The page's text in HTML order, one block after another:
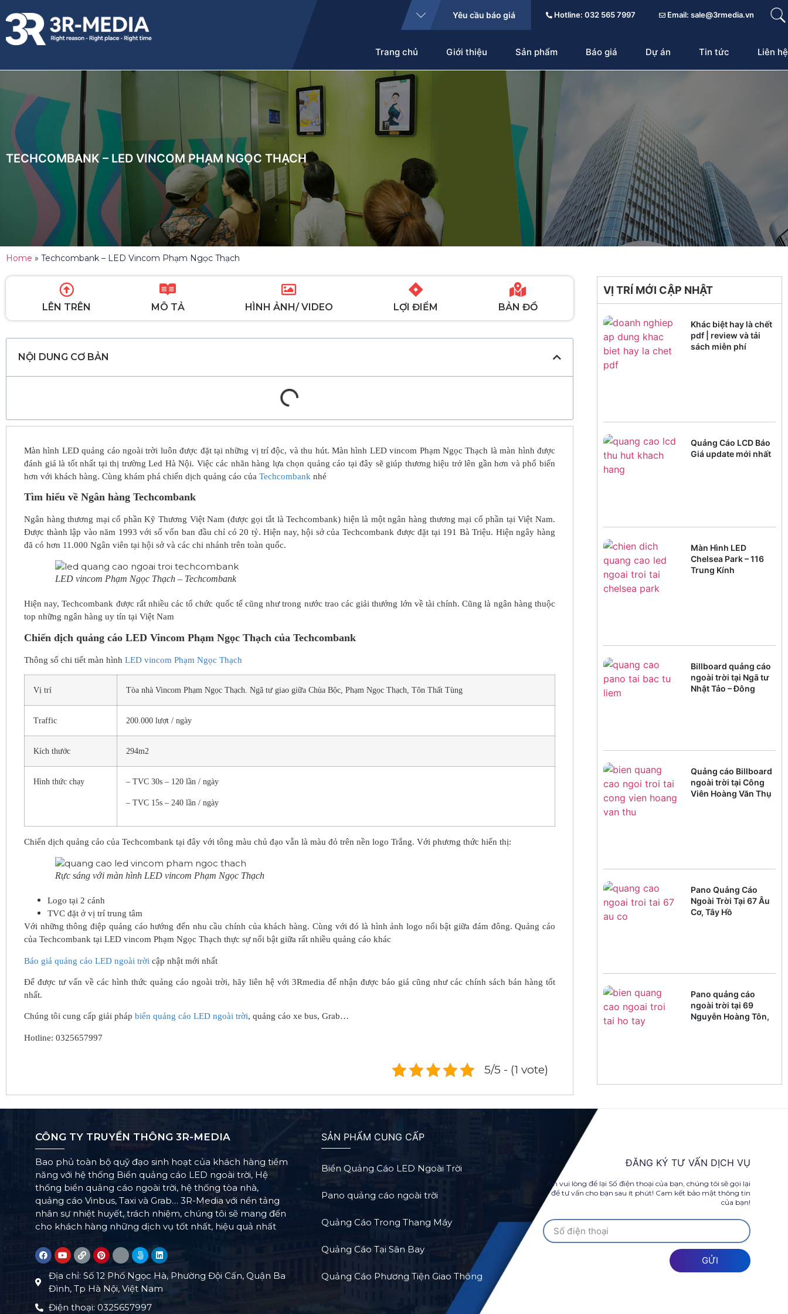
Yêu cầu báo giá Hotline: 032 565 7997 Email: sale@3rmedia.vn
Trang chủ Giới thiệu Sản phẩm Báo giá Dự án Tin tức Liên hệ
TECHCOMBANK – LED VINCOM PHẠM NGỌC THẠCH
Home » Techcombank – LED Vincom Phạm Ngọc Thạch
LÊN TRÊN MÔ TẢ HÌNH ẢNH/ VIDEO LỢI ĐIỂM BẢN ĐỒ
NỘI DUNG CƠ BẢN
Màn hình LED quảng cáo ngoài trời luôn được đặt tại những vị trí độc, và thu hút. Màn hình LED vincom Phạm Ngọc Thạch là màn hình được
đánh giá là tốt nhất tại thị trường Led Hà Nội. Việc các nhãn hàng lựa chọn quảng cáo tại đây sẽ giúp thương hiệu trở lên gần hơn và phổ biến
hơn với khách hàng. Cùng khám phá chiến dịch quảng cáo của Techcombank nhé
Tìm hiểu về Ngân hàng Techcombank
Ngân hàng thương mại cổ phần Kỹ Thương Việt Nam (được gọi tắt là Techcombank) hiện là một ngân hàng thương mại cổ phần tại Việt Nam.
Được thành lập vào năm 1993 với số vốn ban đầu chỉ có 20 tỷ. Hiện nay, hội sở của Techcombank được đặt tại 191 Bà Triệu. Hiện ngây hàng
đã có hơn 11.000 Ngân viên tại hội sở và các chi nhánh trên toàn quốc.
LED vincom Phạm Ngọc Thạch – Techcombank
Hiện nay, Techcombank được rất nhiều các tổ chức quốc tế cũng như trong nước trao các giải thưởng lớn về tài chính. Cũng là ngân hàng thuộc
top những ngân hàng uy tín tại Việt Nam
Chiến dịch quảng cáo LED Vincom Phạm Ngọc Thạch của Techcombank
Thông số chi tiết màn hình LED vincom Phạm Ngọc Thạch
Vị trí Tòa nhà Vincom Phạm Ngọc Thạch. Ngã tư giao giữa Chùa Bộc, Phạm Ngọc Thạch, Tôn Thất Tùng
Traffic 200.000 lượt / ngày
Kích thước 294m2
Hình thức chạy – TVC 30s – 120 lần / ngày
– TVC 15s – 240 lần / ngày
Chiến dịch quảng cáo của Techcombank tại đây với tông màu chủ đạo vẫn là màu đỏ trên nền logo Trắng. Với phương thức hiển thị:
Rực sáng với màn hình LED vincom Phạm Ngọc Thạch
Logo tại 2 cánh
TVC đặt ở vị trí trung tâm
Với những thông điệp quảng cáo hướng đến nhu cầu chính của khách hàng. Cùng với đó là hình ảnh logo nổi bật giữa đám đông. Quảng cáo
của Techcombank tại LED vincom Phạm Ngọc Thạch thực sự nổi bật giữa rất nhiều quảng cáo khác
Báo giá quảng cáo LED ngoài trời cập nhật mới nhất
Để được tư vấn về các hình thức quảng cáo ngoài trời, hãy liên hệ với 3Rmedia để nhận được báo giá cũng như các chính sách bán hàng tốt
nhất.
Chúng tôi cung cấp giải pháp biển quảng cáo LED ngoài trời, quảng cáo xe bus, Grab…
Hotline: 0325657997
5/5 - (1 vote)
VỊ TRÍ MỚI CẬP NHẬT
Khác biệt hay là chết
pdf | review và tải
sách miễn phí
Quảng Cáo LCD Báo
Giá update mới nhất
Màn Hình LED
Chelsea Park – 116
Trung Kính
Billboard quảng cáo
ngoài trời tại Ngã tư
Nhật Tảo – Đông
Quảng cáo Billboard
ngoài trời tại Công
Viên Hoàng Văn Thụ
Pano Quảng Cáo
Ngoài Trời Tại 67 Âu
Cơ, Tây Hồ
Pano quảng cáo
ngoài trời tại 69
Nguyễn Hoàng Tôn,
CÔNG TY TRUYỀN THÔNG 3R-MEDIA
Bao phủ toàn bộ quỹ đạo sinh hoạt của khách hàng tiềm
năng với hệ thống Biển quảng cáo LED ngoài trời, Hệ
thống biển quảng cáo ngoài trời, hệ thống tòa nhà,
quảng cáo Vinbus, Taxi và Grab… 3R-Media với nền tảng
nhân sự nhiệt huyết, trách nhiệm, chúng tôi sẽ mang đến
cho khách hàng những dịch vụ tốt nhất, hiệu quả nhất
Địa chỉ: Số 12 Phố Ngọc Hà, Phường Đội Cấn, Quận Ba
Đình, Tp Hà Nội, Việt Nam
Điện thoại: 0325657997
SẢN PHẨM CUNG CẤP
Biển Quảng Cáo LED Ngoài Trời
Pano quảng cáo ngoài trời
Quảng Cáo Trong Thang Máy
Quảng Cáo Tại Sân Bay
Quảng Cáo Phương Tiện Giao Thông
ĐĂNG KÝ TƯ VẤN DỊCH VỤ
Xin vui lòng để lại Số điện thoại của bạn, chúng tôi sẽ gọi lại
để tư vấn cho bạn sau ít phút! Cam kết bảo mật thông tin
của bạn!
GỬI